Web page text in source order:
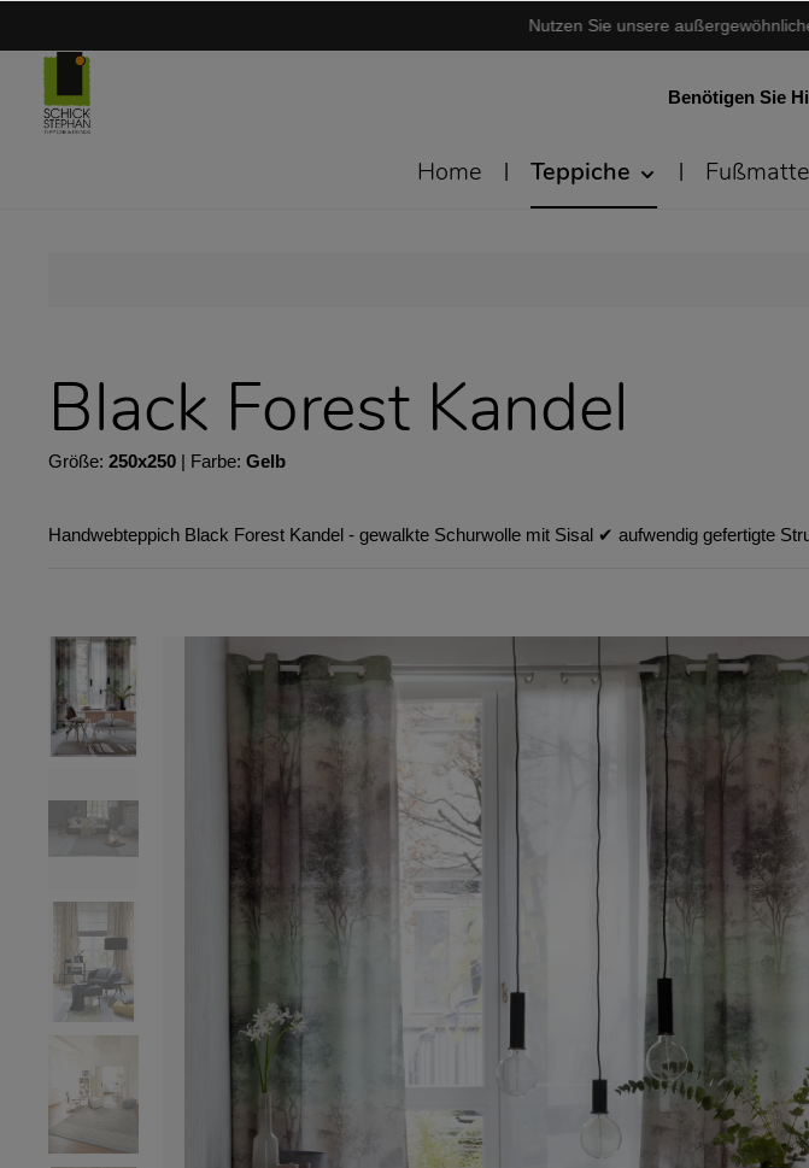
Nutzen Sie unsere
Benötigen Sie
Home Teppiche
Black Forest Kandel
Größe: 250x250 | Farbe: Gelb
Handwebteppich Black Forest Kandel - gewalkte Schurwolle mit Sisal ✔︎ aufwendig gefertigte